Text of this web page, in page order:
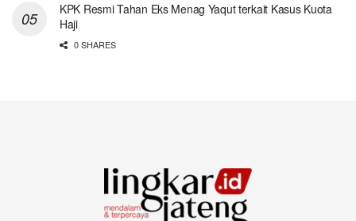
KPK Resmi Tahan Eks Menag Yaqut terkait Kasus Kuota
Haji
0 SHARES